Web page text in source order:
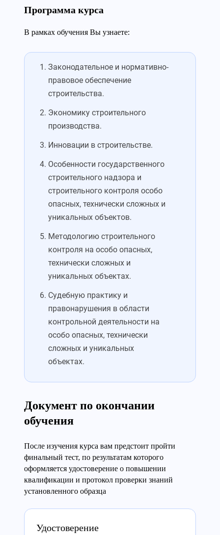
Программа курса
В рамках обучения Вы узнаете:
Законодательное и нормативно-
правовое обеспечение
строительства.
Экономику строительного
производства.
Инновации в строительстве.
Особенности государственного
строительного надзора и
строительного контроля особо
опасных, технически сложных и
уникальных объектов.
Методологию строительного
контроля на особо опасных,
технически сложных и
уникальных объектах.
Судебную практику и
правонарушения в области
контрольной деятельности на
особо опасных, технически
сложных и уникальных
объектах.
Документ по окончании
обучения
После изучения курса вам предстоит пройти
финальный тест, по результатам которого
оформляется удостоверение о повышении
квалификации и протокол проверки знаний
установленного образца
Удостоверение